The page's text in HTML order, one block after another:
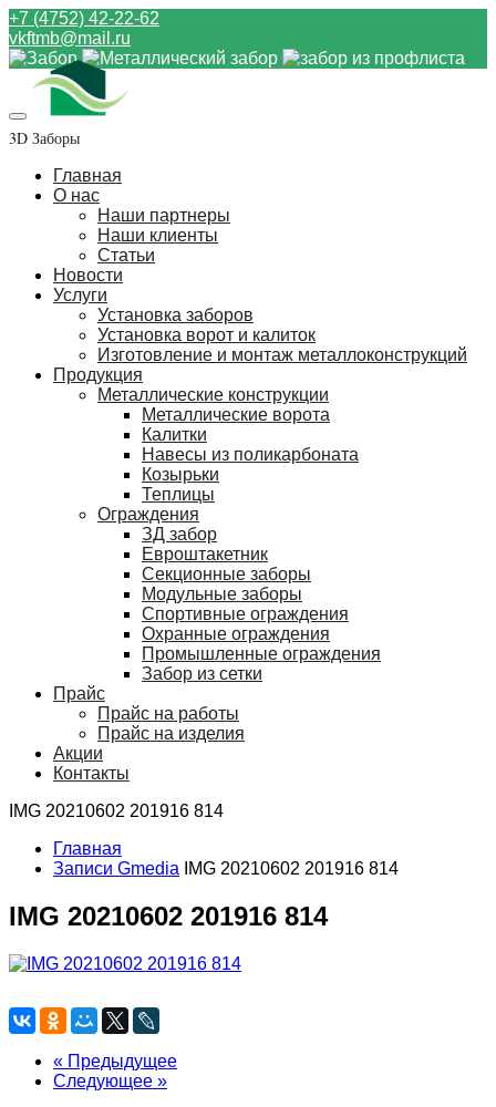
+7 (4752) 42-22-62
vkftmb@mail.ru
3D Заборы
Главная
О нас
Наши партнеры
Наши клиенты
Статьи
Новости
Услуги
Установка заборов
Установка ворот и калиток
Изготовление и монтаж металлоконструкций
Продукция
Металлические конструкции
Металлические ворота
Калитки
Навесы из поликарбоната
Козырьки
Теплицы
Ограждения
ЗД забор
Евроштакетник
Секционные заборы
Модульные заборы
Спортивные ограждения
Охранные ограждения
Промышленные ограждения
Забор из сетки
Прайс
Прайс на работы
Прайс на изделия
Акции
Контакты
IMG 20210602 201916 814
Главная
Записи Gmedia
IMG 20210602 201916 814
IMG 20210602 201916 814
« Предыдущее
Следующее »